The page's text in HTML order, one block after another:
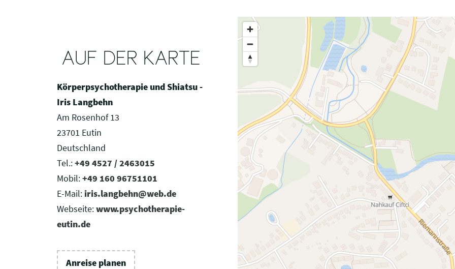
AUF DER KARTE
Körperpsychotherapie und Shiatsu -
Iris Langbehn
Am Rosenhof 13
23701 Eutin
Deutschland
Tel.:+49 4527 / 2463015
Mobil:+49 160 96751101
E-Mail: iris.langbehn@web.de
Webseite:www.psychotherapie-
eutin.de
Anreise planen